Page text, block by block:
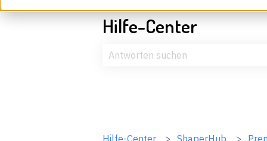
Hilfe-Center
Hilfe-Center ShaperHub